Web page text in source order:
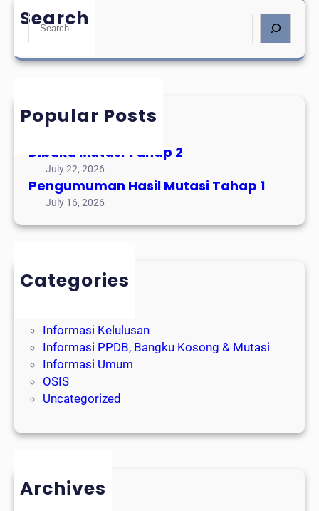
Search
S
a
h
Popular Posts
Mutasi Tahap 3
Dibuka Mutasi Tahap 2
July 22, 2026
Pengumuman Hasil Mutasi Tahap 1
July 16, 2026
Categories
Event Alumni
Informasi Kelulusan
Informasi PPDB, Bangku Kosong & Mutasi
Informasi Umum
OSIS
Uncategorized
Archives